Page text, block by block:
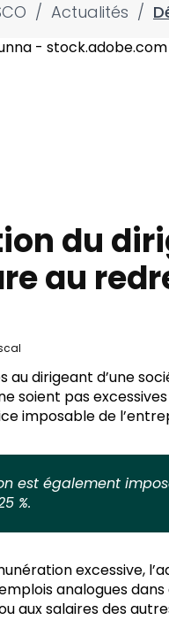
/ Actualités /
- stock.adobe.com
du
au
au dirigeant d’une
soient pas
imposable de
est également
%.
excessive,
analogues
aux salaires des